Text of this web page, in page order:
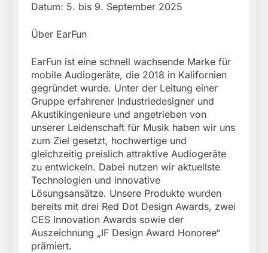
Datum: 5. bis 9. September 2025
Über EarFun
EarFun ist eine schnell wachsende Marke für
mobile Audiogeräte, die 2018 in Kalifornien
gegründet wurde. Unter der Leitung einer
Gruppe erfahrener Industriedesigner und
Akustikingenieure und angetrieben von
unserer Leidenschaft für Musik haben wir uns
zum Ziel gesetzt, hochwertige und
gleichzeitig preislich attraktive Audiogeräte
zu entwickeln. Dabei nutzen wir aktuellste
Technologien und innovative
Lösungsansätze. Unsere Produkte wurden
bereits mit drei Red Dot Design Awards, zwei
CES Innovation Awards sowie der
Auszeichnung „IF Design Award Honoree“
prämiert.